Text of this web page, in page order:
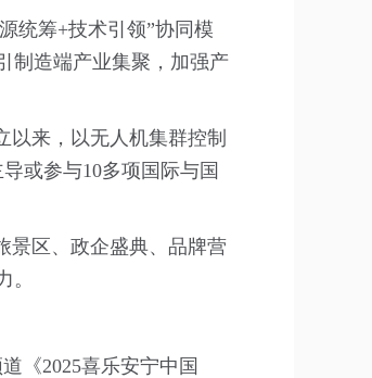
统筹+技术引领”协同模
制造端产业集聚，加强产
以来，以无人机集群控制
或参与10多项国际与国
景区、政企盛典、品牌营
《2025喜乐安宁中国